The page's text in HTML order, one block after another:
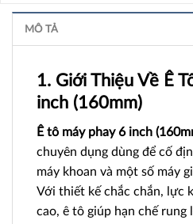
MÔ TẢ
1. Giới Thiệu Về Ê
inch (160mm)
Ê tô máy phay 6 inch
chuyên dụng dùng để cố
máy khoan và một số máy
Với thiết kế chắc chắn, lực
cao, ê tô giúp hạn chế rung